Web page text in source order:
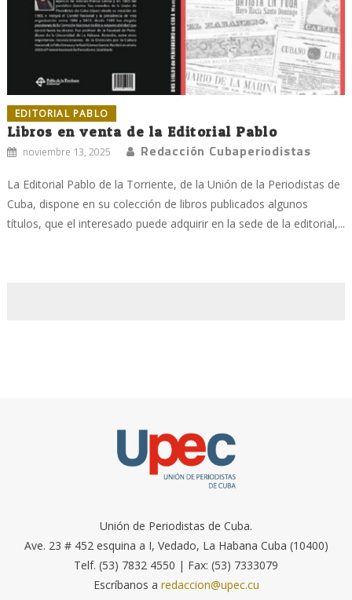
EDITORIAL PABLO
Libros en venta de la Editorial Pablo
noviembre 13, 2025 Redacción Cubaperiodistas
La Editorial Pablo de la Torriente, de la Unión de la Periodistas de
Cuba, dispone en su colección de libros publicados algunos
títulos, que el interesado puede adquirir en la sede de la editorial,...
Unión de Periodistas de Cuba.
Ave. 23 # 452 esquina a I, Vedado, La Habana Cuba (10400)
Telf. (53) 7832 4550 | Fax: (53) 7333079
Escríbanos a redaccion@upec.cu